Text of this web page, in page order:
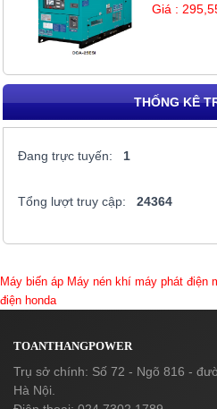
Giá :
THỐNG KÊ
Đang trực tuyến: 1
Tổng lượt truy cập: 24364
Máy biến áp Máy nén khí máy phát điện
điện honda
TOANTHANGPOWER
Trụ sở chính: Số 72 - Ngõ 816 -
Hà Nội.